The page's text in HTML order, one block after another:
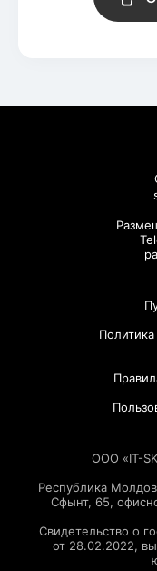
ООО «IT-
Республика
Сфынт, 65,
Свидетельство о
от 28.02.2022,